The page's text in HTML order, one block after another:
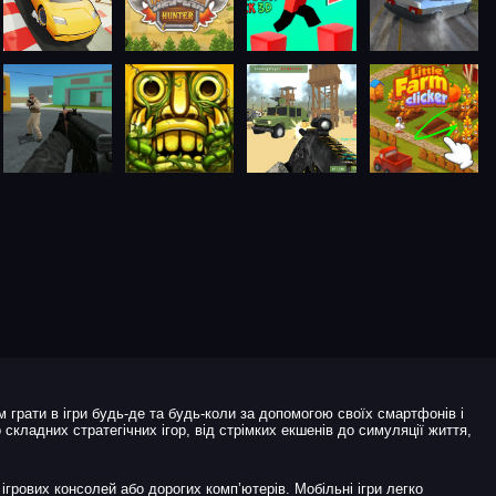
грати в ігри будь-де та будь-коли за допомогою своїх смартфонів і
стратегічних ігор, від стрімких екшенів до симуляції життя,
консолей або дорогих комп’ютерів. Мобільні ігри легко